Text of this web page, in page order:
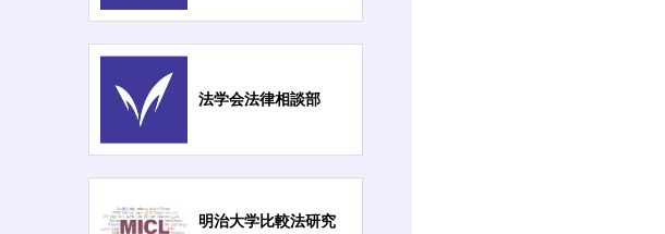
法学会法律相談部
明治大学比較法研究